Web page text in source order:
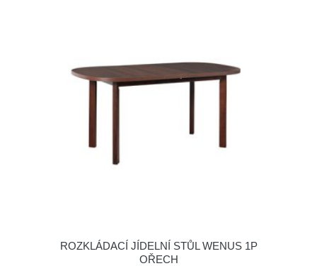
ROZKLÁDACÍ JÍDELNÍ STŮL WENUS 1P
OŘECH